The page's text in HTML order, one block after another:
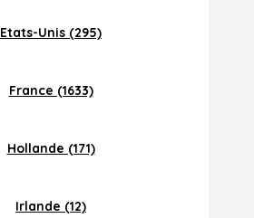
Etats-Unis (295)
France (1633)
Hollande (171)
Irlande (12)